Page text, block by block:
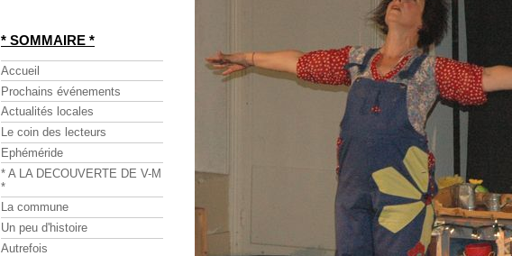
* SOMMAIRE *
Accueil
Prochains événements
Actualités locales
Le coin des lecteurs
Ephéméride
* A LA DECOUVERTE DE V-M
*
La commune
Un peu d'histoire
Autrefois